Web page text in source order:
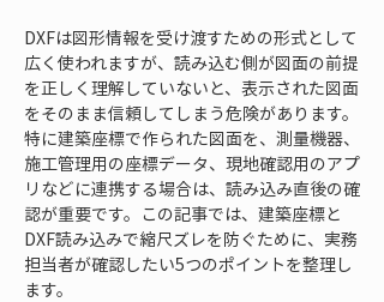
DXFは図形情報を受け渡すための形式として
広く使われますが、読み込む側が図面の前提
を正しく理解していないと、表示された図面
をそのまま信頼してしまう危険があります。
特に建築座標で作られた図面を、測量機器、
施工管理用の座標データ、現地確認用のアプ
リなどに連携する場合は、読み込み直後の確
認が重要です。この記事では、建築座標と
DXF読み込みで縮尺ズレを防ぐために、実務
担当者が確認したい5つのポイントを整理し
ます。